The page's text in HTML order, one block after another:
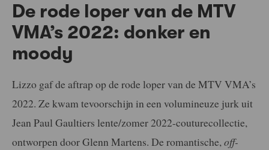
De rode loper van de MTV
VMA’s 2022: donker en
moody
Lizzo gaf de aftrap op de rode loper van de MTV VMA’s
2022. Ze kwam tevoorschijn in een volumineuze jurk uit
Jean Paul Gaultiers lente/zomer 2022-couturecollectie,
ontworpen door Glenn Martens. De romantische, off-